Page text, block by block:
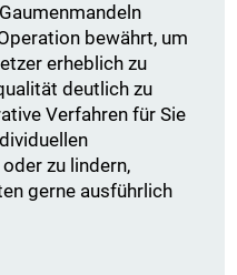
bewährt, um
erheblich zu
deutlich zu
Verfahren für Sie
zu lindern,
gerne ausführlich